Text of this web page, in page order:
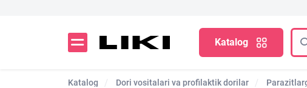
Katalog
Katalog Dori vositalari va profilaktik dorilar